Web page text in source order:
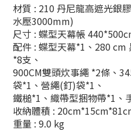
材質 : 210 丹尼龍高遮光銀
水壓3000mm)
尺寸 : 蝶型天幕帳
配件 : 蝶型天幕*1、280
*8支、
900CM雙頭炊事繩 *2條、
袋*1、營繩(釘)袋*1、
鐵槌*1、織帶型捆物帶*1、
收納體積 :
重量 : 9.0 kg